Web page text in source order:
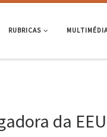
RUBRICAS
da